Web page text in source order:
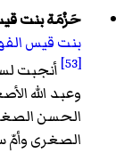
حَزْمَة بنت
بنت قيس
[53]
أنجبت
وعبد الله
الحسن
الصغرى وأمّ